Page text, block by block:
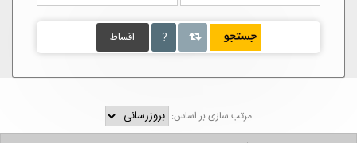
اقساط ?
مرتب سازی بر اساس: